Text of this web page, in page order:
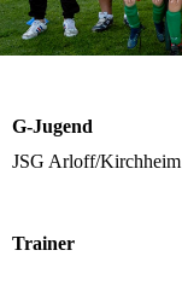
G-Jugend
JSG Arloff/Kirchheim
Trainer